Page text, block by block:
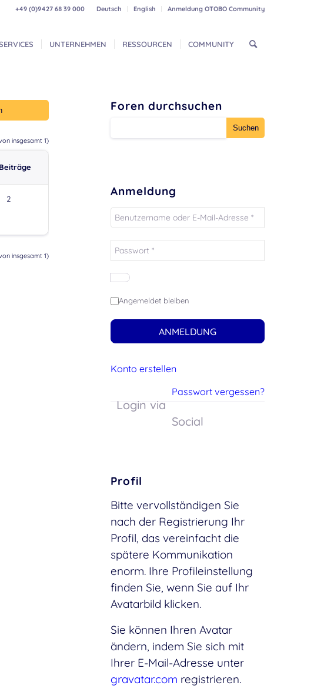
Deutsch English Anmeldung OTOBO Community
+49 (0)9427 68 39 000
UNTERNEHMEN RESSOURCEN COMMUNITY
insgesamt 1)
Beiträge
2
insgesamt 1)
Foren durchsuchen
Anmeldung
Angemeldet bleiben
ANMELDUNG
Konto erstellen
Passwort vergessen?
Login via
Social
Profil
Bitte vervollständigen Sie
nach der Registrierung Ihr
Profil, das vereinfacht die
spätere Kommunikation
enorm. Ihre Profileinstellung
finden Sie, wenn Sie auf Ihr
Avatarbild klicken.
Sie können Ihren Avatar
ändern, indem Sie sich mit
Ihrer E-Mail-Adresse unter
gravatar.com registrieren.